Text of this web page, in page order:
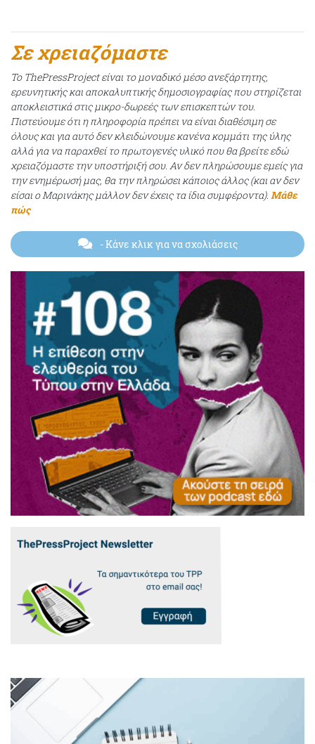
Σε χρειαζόμαστε
Το ThePressProject είναι το μοναδικό μέσο ανεξάρτητης,
ερευνητικής και αποκαλυπτικής δημοσιογραφίας που στηρίζεται
αποκλειστικά στις μικρο-δωρεές των επισκεπτών του.
Πιστεύουμε ότι η πληροφορία πρέπει να είναι διαθέσιμη σε
όλους και για αυτό δεν κλειδώνουμε κανένα κομμάτι της ύλης
αλλά για να παραχθεί το πρωτογενές υλικό που θα βρείτε εδώ
χρειαζόμαστε την υποστήριξή σου. Αν δεν πληρώσουμε εμείς για
την ενημέρωσή μας, θα την πληρώσει κάποιος άλλος (και αν δεν
είσαι ο Μαρινάκης μάλλον δεν έχεις τα ίδια συμφέροντα). Μάθε
πώς
- Κάνε κλικ για να σχολιάσεις